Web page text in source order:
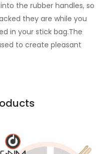
the rubber handles, so
they are while you
in your stick bag.The
to create pleasant